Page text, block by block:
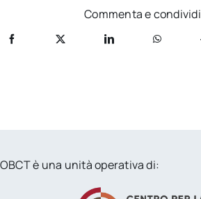
Commenta e condividi
OBCT è una unità operativa di: